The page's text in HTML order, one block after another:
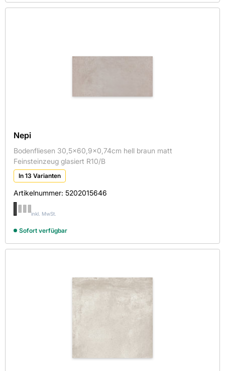
Nepi
Bodenfliesen 30,5x60,9x0,74cm hell braun matt
Feinsteinzeug glasiert R10/B
In 13 Varianten
Artikelnummer: 5202015646
inkl. MwSt.
Sofort verfügbar